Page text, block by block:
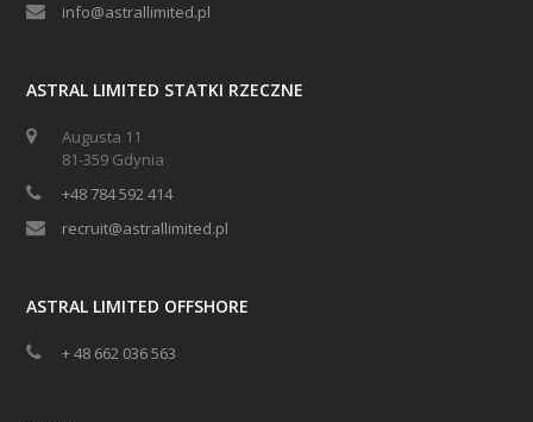
info@astrallimited.pl
ASTRAL LIMITED STATKI RZECZNE
Augusta 11
81-359 Gdynia
+48 784 592 414
recruit@astrallimited.pl
ASTRAL LIMITED OFFSHORE
+ 48 662 036 563